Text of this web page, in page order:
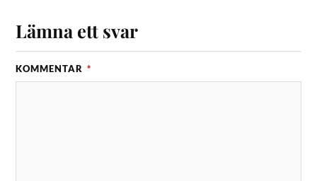
Lämna ett svar
KOMMENTAR *